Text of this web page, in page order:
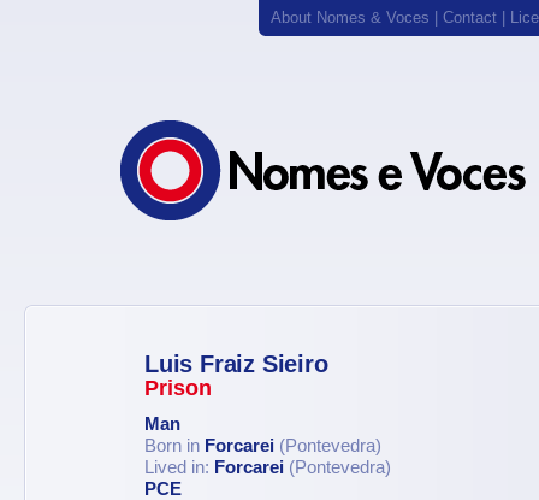
About Nomes & Voces Contact
Luis Fraiz Sieiro
Prison
Man
Born in Forcarei (Pontevedra)
Lived in: Forcarei (Pontevedra)
PCE